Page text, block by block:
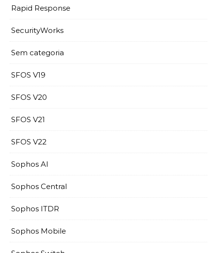
Rapid Response
SecurityWorks
Sem categoria
SFOS V19
SFOS V20
SFOS V21
SFOS V22
Sophos AI
Sophos Central
Sophos ITDR
Sophos Mobile